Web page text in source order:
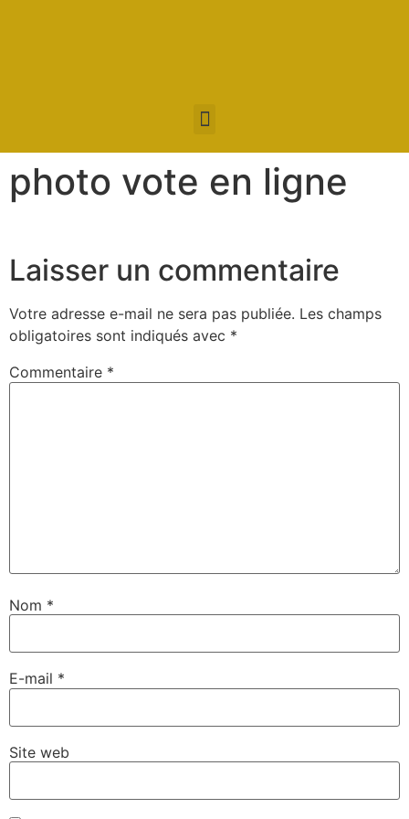
photo vote en ligne
Laisser un commentaire
Votre adresse e-mail ne sera pas publiée. Les champs
obligatoires sont indiqués avec *
Commentaire *
Nom *
E-mail *
Site web